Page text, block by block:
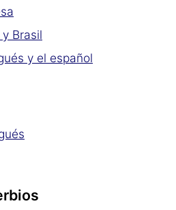
Brasil
y el español